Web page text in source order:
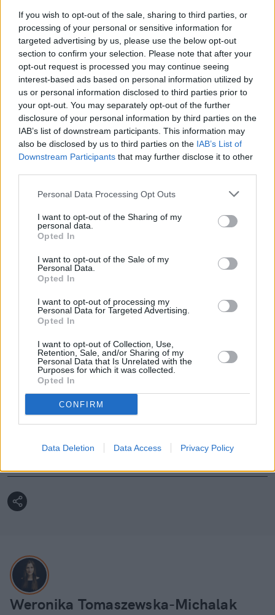
If you wish to opt-out of the sale, sharing to third parties, or
processing of your personal or sensitive information for
targeted advertising by us, please use the below opt-out
section to confirm your selection. Please note that after your
opt-out request is processed you may continue seeing
interest-based ads based on personal information utilized by
us or personal information disclosed to third parties prior to
your opt-out. You may separately opt-out of the further
disclosure of your personal information by third parties on the
IAB’s list of downstream participants. This information may
also be disclosed by us to third parties on the IAB’s List of
Downstream Participants that may further disclose it to other
Personal Data Processing Opt Outs
I want to opt-out of the Sharing of my
personal data.
Opted In
I want to opt-out of the Sale of my
Personal Data.
Opted In
I want to opt-out of processing my
Personal Data for Targeted Advertising.
Opted In
I want to opt-out of Collection, Use,
Retention, Sale, and/or Sharing of my
Personal Data that Is Unrelated with the
Purposes for which it was collected.
Opted In
CONFIRM
Data Deletion Data Access Privacy Policy
Nowa moneta już w obiegu. Takiego
nominału na pewno nie masz w portfelu
Przelew i tytuł, a potem kontrola.
Uważaj: skarbówka może się przyczepić
Nowy cennik wypłat z bankomatów w
2026. Zaklniemy przy wybieraniu
gotówki
Nigdy nie tytułuj tak przelewu.
czerwono"
pieniędzy. Kwoty limitów dla każdego
Maksymalna kwota wpłaty na konto
Nie przegap żadnej ważnej wiadomości i
obserwuj nas w Google News!
Kredyt Polska UOKiK
Weronika Tomaszewska-Michalak